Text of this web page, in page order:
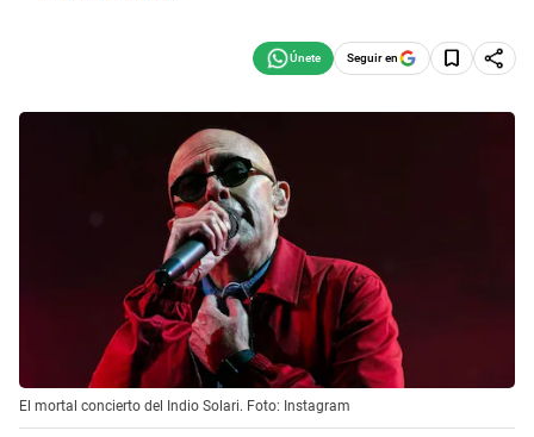
Seguir en
El mortal concierto del Indio Solari. Foto: Instagram